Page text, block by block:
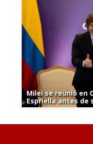
Milei se reunió en
Espriella antes de